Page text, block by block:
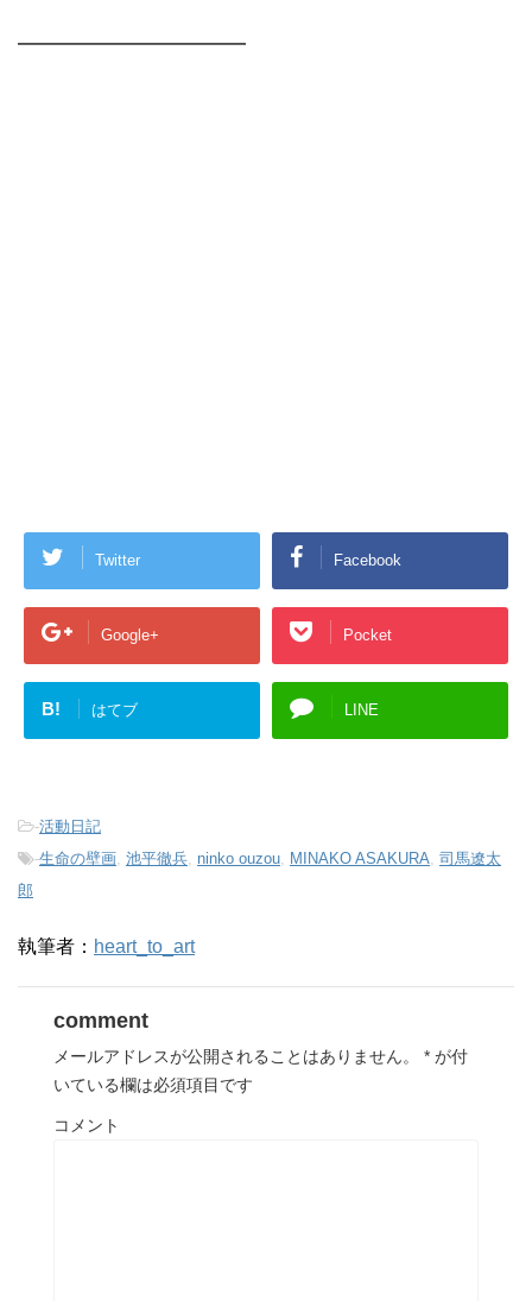
━━━━━━━━━━━━
Twitter Facebook
Google+ Pocket
B! はてブ LINE
-活動日記
-生命の壁画 池平徹兵 ninko ouzou MINAKO ASAKURA 司馬遼太
郎
執筆者： heart_to_art
comment
メールアドレスが公開されることはありません。 * が付
いている欄は必須項目です
コメント